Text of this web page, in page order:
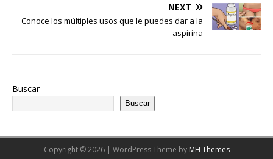
NEXT
Conoce los múltiples usos que le puedes dar a la
aspirina
Buscar
Buscar
Copyright © 2026 | WordPress Theme by MH Themes